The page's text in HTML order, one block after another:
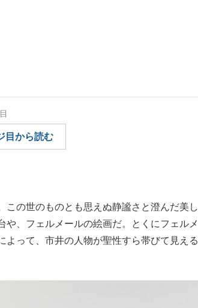
一監督...
もっと見る
もっと見る
目から読む
の世のものとも思えぬ静謐さと澄んだ美し
、フェルメールの絵画だ。とくにフェルメ
って、市井の人物が聖性すら帯びて見える